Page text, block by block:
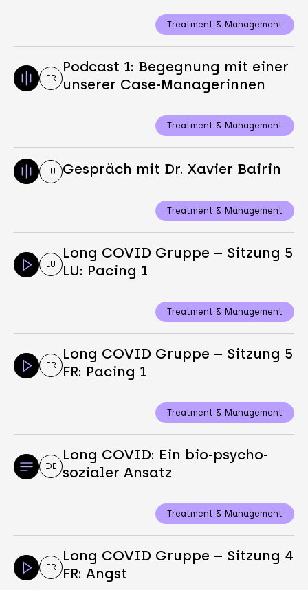
Treatment & Management
FR
Podcast 1: Begegnung mit einer
unserer Case-Managerinnen
Treatment & Management
LU Gespräch mit Dr. Xavier Bairin
Treatment & Management
LU
Long COVID Gruppe – Sitzung 5
LU: Pacing 1
Treatment & Management
FR
Long COVID Gruppe – Sitzung 5
FR: Pacing 1
Treatment & Management
DE
Long COVID: Ein bio-psycho-
sozialer Ansatz
Treatment & Management
FR
Long COVID Gruppe – Sitzung 4
FR: Angst